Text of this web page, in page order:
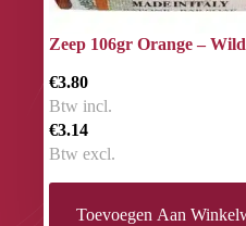
Zeep 106gr Orange –
€3.80
Btw incl.
€3.14
Btw excl.
Toevoegen Aan